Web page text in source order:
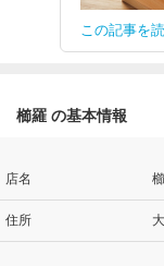
この記事を
櫛羅 の基本情報
店名
住所